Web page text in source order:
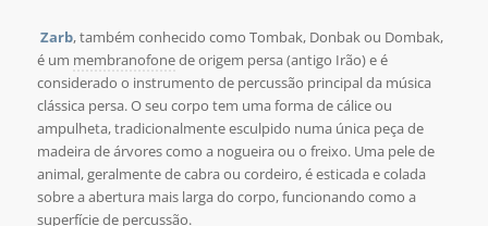
Zarb, também conhecido como Tombak, Donbak ou Dombak,
é um membranofonede origem persa (antigo Irão) e é
considerado o instrumento de percussão principal da música
clássica persa. O seu corpo tem uma forma de cálice ou
ampulheta, tradicionalmente esculpido numa única peça de
madeira de árvores como a nogueira ou o freixo. Uma pele de
animal, geralmente de cabra ou cordeiro, é esticada e colada
sobre a abertura mais larga do corpo, funcionando como a
superfície de percussão.